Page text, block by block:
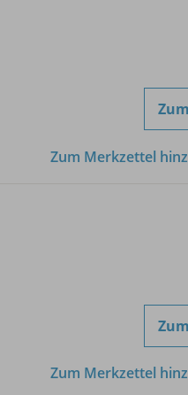
Zum Merkzettel
Zum Merkzettel